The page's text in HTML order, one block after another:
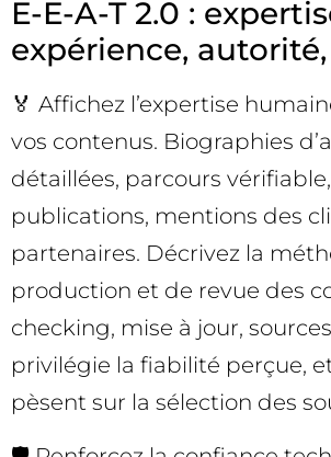
E-E-A-T 2.0 :
expérience,
🏅 Affichez l’expertise
vos contenus. Biographies
détaillées, parcours
publications, mentions des
partenaires. Décrivez la
production et de revue des
checking, mise à jour,
privilégie la fiabilité perçue,
pèsent sur la sélection des